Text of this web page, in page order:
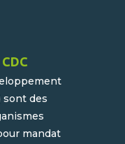
sont des
mandat